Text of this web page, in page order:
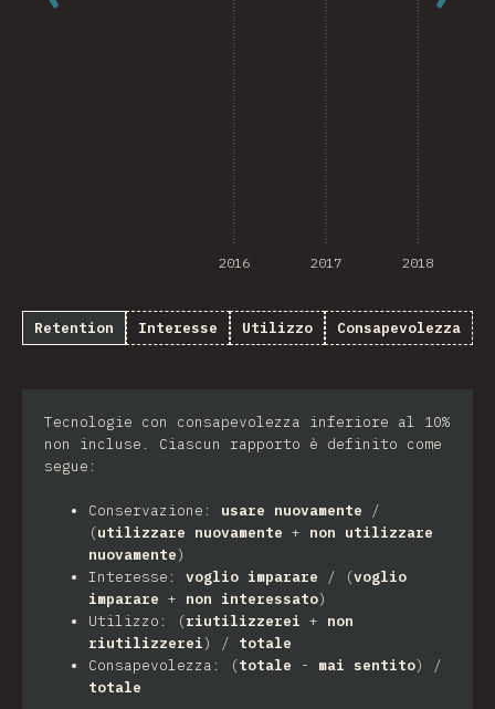
2016 2017 2018
Retention Interesse Utilizzo Consapevolezza
Tecnologie con consapevolezza inferiore al 10%
non incluse. Ciascun rapporto è definito come
segue:
Conservazione: usare nuovamente /
(utilizzare nuovamente + non utilizzare
nuovamente)
Interesse: voglio imparare / (voglio
imparare + non interessato)
Utilizzo: (riutilizzerei + non
riutilizzerei) / totale
Consapevolezza: (totale - mai sentito) /
totale